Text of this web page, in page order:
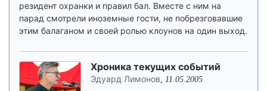
резидент охранки и правил бал. Вместе с ним на
парад смотрели иноземные гости, не побрезговавшие
этим балаганом и своей ролью клоунов на один выход.
Хроника текущих событий
Эдуард Лимонов, 11.05.2005